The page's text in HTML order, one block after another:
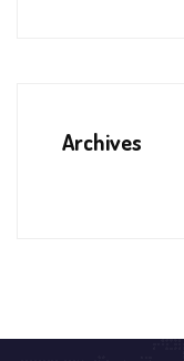
Archives